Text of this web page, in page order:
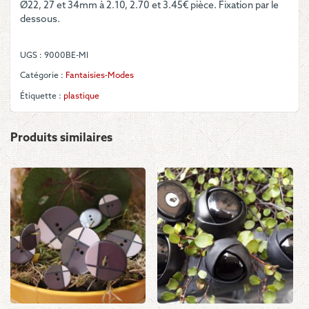
"Rosalie"
beige
années
30
Ø22, 27 et 34mm à 2.10, 2.70 et 3.45€ pièce. Fixation par le
dessous.
UGS : 9000BE-MI
Catégorie : Fantaisies-Modes
Étiquette : plastique
Produits similaires